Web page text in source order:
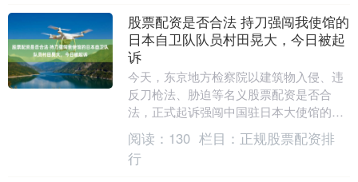
股票配资是否合法 持刀强闯我使馆的
日本自卫队队员村田晃大，今日被起
诉
今天，东京地方检察院以建筑物入侵、违
反刀枪法、胁迫等名义股票配资是否合
法，正式起诉强闯中国驻日本大使馆的自
卫队队员村田晃大。 此前，3月24日，村
田晃大携带长达....
阅读： 130 栏目： 正规股票配资排
行